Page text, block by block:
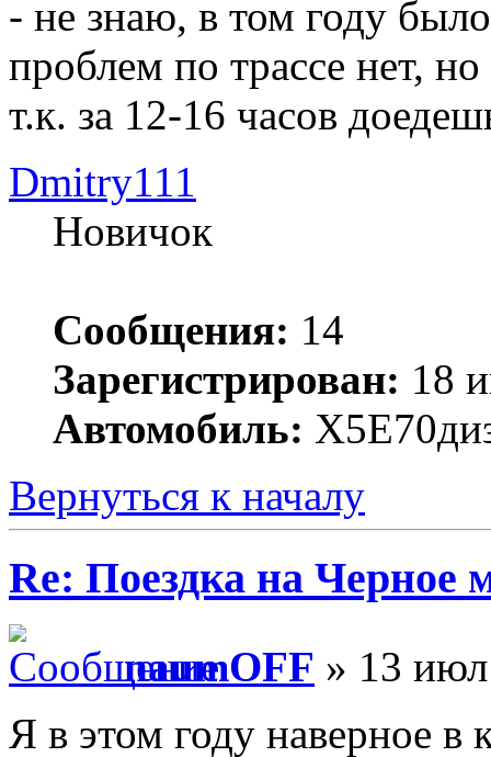
- не знаю, в том году
проблем по трассе нет,
т.к. за 12-16 часов
Dmitry111
Новичок
Сообщения: 14
Зарегистрирован: 18
Автомобиль:
Вернуться к началу
Re: Поездка на Черное
naumOFF » 13
Я в этом году наверное